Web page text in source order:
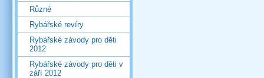
Různé
Rybářské revíry
Rybářské závody pro děti
2012
Rybářské závody pro děti v
září 2012